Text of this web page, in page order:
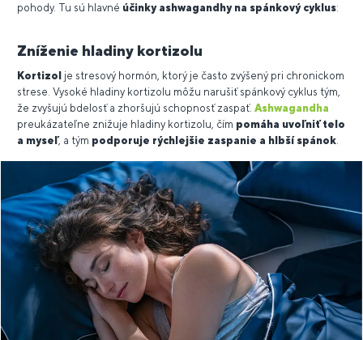
pohody. Tu sú hlavné účinky ashwagandhy na spánkový cyklus:
Zníženie hladiny kortizolu
Kortizol je stresový hormón, ktorý je často zvýšený pri chronickom
strese. Vysoké hladiny kortizolu môžu narušiť spánkový cyklus tým,
že zvyšujú bdelosť a zhoršujú schopnosť zaspať. Ashwagandha
preukázateľne znižuje hladiny kortizolu, čím pomáha uvoľniť telo
a myseľ, a tým podporuje rýchlejšie zaspanie a hlbší spánok